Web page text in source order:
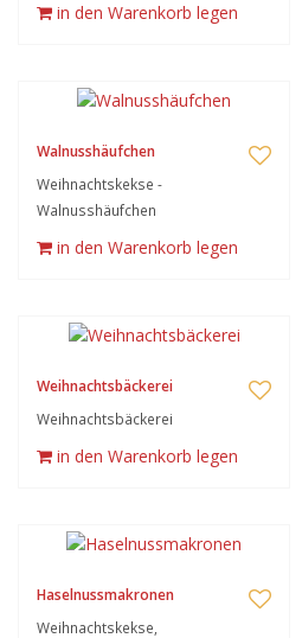
in den Warenkorb legen
Walnusshäufchen
Weihnachtskekse -
Walnusshäufchen
in den Warenkorb legen
Weihnachtsbäckerei
Weihnachtsbäckerei
in den Warenkorb legen
Haselnussmakronen
Weihnachtskekse,